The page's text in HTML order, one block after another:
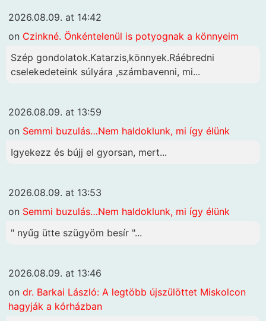
2026.08.09. at 14:42
on Czinkné. Önkéntelenül is potyognak a könnyeim
Szép gondolatok.Katarzis,könnyek.Ráébredni
cselekedeteink súlyára ,számbavenni, mi...
2026.08.09. at 13:59
on Semmi buzulás…Nem haldoklunk, mi így élünk
Igyekezz és bújj el gyorsan, mert...
2026.08.09. at 13:53
on Semmi buzulás…Nem haldoklunk, mi így élünk
" nyűg ütte szügyöm besír "...
2026.08.09. at 13:46
on dr. Barkai László: A legtöbb újszülöttet Miskolcon
hagyják a kórházban